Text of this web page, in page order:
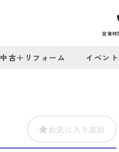
営業時
中古＋リフォーム イベン
お気に入り追加